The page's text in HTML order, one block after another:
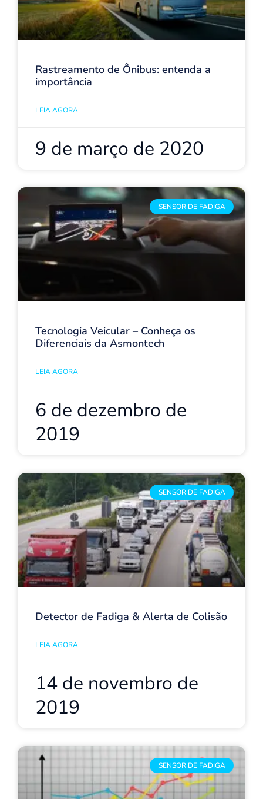
Rastreamento de Ônibus: entenda a
importância
LEIA AGORA
9 de março de 2020
SENSOR DE FADIGA
Tecnologia Veicular – Conheça os
Diferenciais da Asmontech
LEIA AGORA
6 de dezembro de
2019
SENSOR DE FADIGA
Detector de Fadiga & Alerta de Colisão
LEIA AGORA
14 de novembro de
2019
SENSOR DE FADIGA